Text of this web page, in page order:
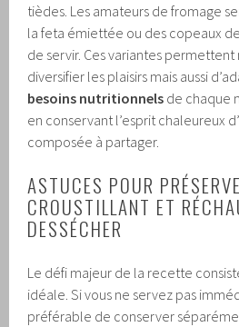
tièdes. Les amateurs de fromage
la feta émiettée ou des copeaux
de servir. Ces variantes
diversifier les plaisirs mais aussi
besoins nutritionnels de chaque
en conservant l’esprit chaleureux
composée à partager.
ASTUCES POUR
CROUSTILLANT ET
DESSÉCHER
Le défi majeur de la recette
idéale. Si vous ne servez pas
préférable de conserver